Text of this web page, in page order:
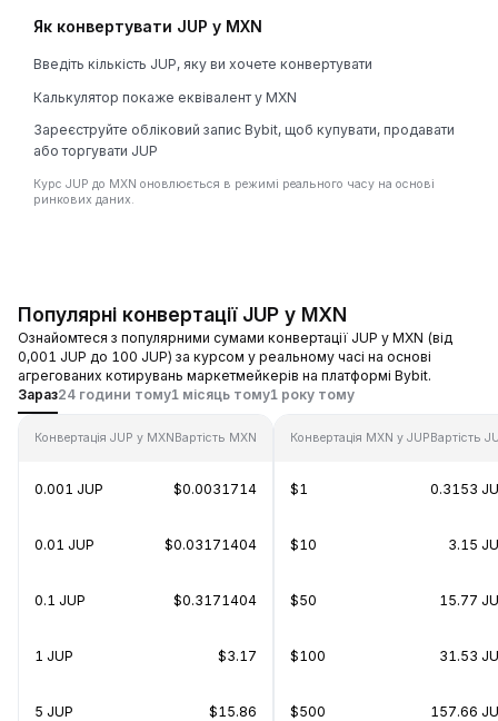
Як конвертувати JUP у MXN
Введіть кількість JUP, яку ви хочете конвертувати
Калькулятор покаже еквівалент у MXN
Зареєструйте обліковий запис Bybit, щоб купувати, продавати
або торгувати JUP
Курс JUP до MXN оновлюється в режимі реального часу на основі
ринкових даних.
Популярні конвертації JUP у MXN
Ознайомтеся з популярними сумами конвертації JUP у MXN (від
0,001 JUP до 100 JUP) за курсом у реальному часі на основі
агрегованих котирувань маркетмейкерів на платформі Bybit.
Зараз24 години тому1 місяць тому1 року тому
Конвертація JUP у MXNВартість MXN
0.001 JUP $0.0031714
0.01 JUP $0.03171404
0.1 JUP $0.3171404
1 JUP $3.17
5 JUP $15.86
Конвертація MXN у JUPВартість
$1 0.3153
$10 3.15
$50 15.77
$100 31.53
$500 157.66